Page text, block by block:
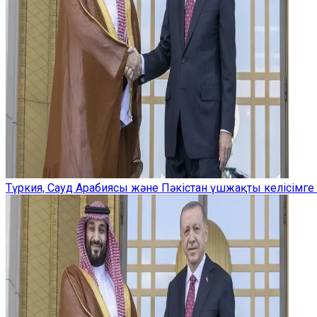
Түркия, Сауд Арабиясы және Пәкістан үшжақты